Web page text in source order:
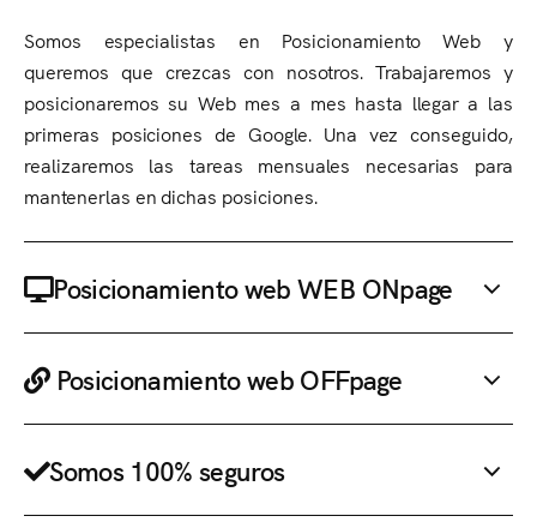
Somos especialistas en Posicionamiento Web y
queremos que crezcas con nosotros. Trabajaremos y
posicionaremos su Web mes a mes hasta llegar a las
primeras posiciones de Google. Una vez conseguido,
realizaremos las tareas mensuales necesarias para
mantenerlas en dichas posiciones.
Posicionamiento web WEB ONpage
Posicionamiento web OFFpage
Somos 100% seguros